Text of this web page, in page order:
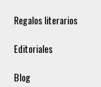
Regalos literarios
Editoriales
Blog